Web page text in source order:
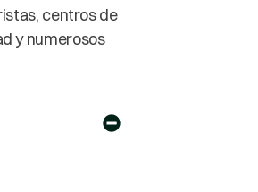
centros de
y numerosos